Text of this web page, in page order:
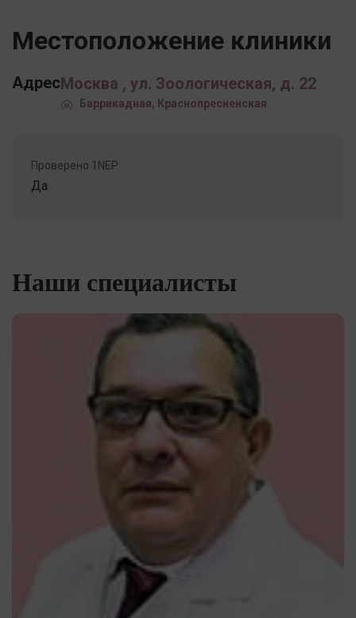
Местоположение клиники
АдресМосква , ул. Зоологическая, д. 22
Баррикадная, Краснопресненская
Проверено 1NEP
Да
Наши специалисты